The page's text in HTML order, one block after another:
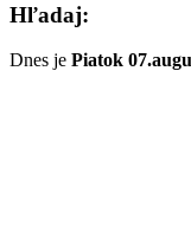
Hľadaj:
Dnes je Piatok